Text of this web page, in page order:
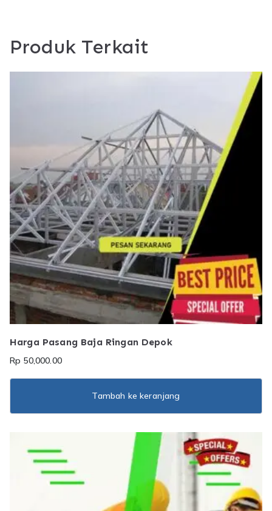
Produk Terkait
Harga Pasang Baja Ringan Depok
Rp 50,000.00
Tambah ke keranjang